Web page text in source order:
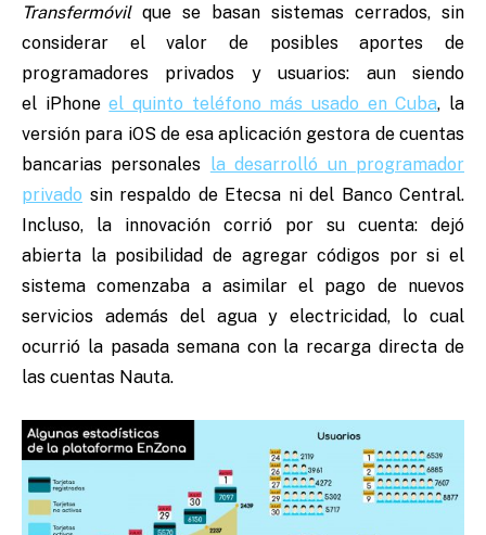
Transfermóvil que se basan sistemas cerrados, sin
considerar el valor de posibles aportes de
programadores privados y usuarios: aun siendo
el iPhone el quinto teléfono más usado en Cuba, la
versión para iOS de esa aplicación gestora de cuentas
bancarias personales la desarrolló un programador
privado sin respaldo de Etecsa ni del Banco Central.
Incluso, la innovación corrió por su cuenta: dejó
abierta la posibilidad de agregar códigos por si el
sistema comenzaba a asimilar el pago de nuevos
servicios además del agua y electricidad, lo cual
ocurrió la pasada semana con la recarga directa de
las cuentas Nauta.